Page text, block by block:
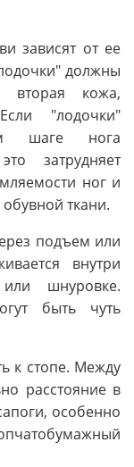
зависят от ее
должны
вторая кожа,
"лодочки"
шаге нога
затрудняет
ног и
ткани.
подъем или
внутри
шнуровке.
быть чуть
к стопе. Между
расстояние в
особенно